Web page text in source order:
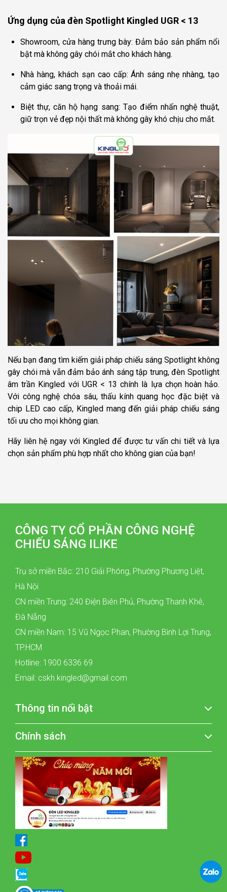
Ứng dụng của đèn Spotlight Kingled UGR < 13
Showroom, cửa hàng trưng bày: Đảm bảo sản phẩm nổi
bật mà không gây chói mắt cho khách hàng.
Nhà hàng, khách sạn cao cấp: Ánh sáng nhẹ nhàng, tạo
cảm giác sang trọng và thoải mái.
Biệt thự, căn hộ hạng sang: Tạo điểm nhấn nghệ thuật,
giữ trọn vẻ đẹp nội thất mà không gây khó chịu cho mắt.
Nếu bạn đang tìm kiếm giải pháp chiếu sáng Spotlight không
gây chói mà vẫn đảm bảo ánh sáng tập trung, đèn Spotlight
âm trần Kingled với UGR < 13 chính là lựa chọn hoàn hảo.
Với công nghệ chóa sâu, thấu kính quang học đặc biệt và
chip LED cao cấp, Kingled mang đến giải pháp chiếu sáng
tối ưu cho mọi không gian.
Hãy liên hệ ngay với Kingled để được tư vấn chi tiết và lựa
chọn sản phẩm phù hợp nhất cho không gian của bạn!
CÔNG TY CỔ PHẦN CÔNG NGHỆ
CHIẾU SÁNG ILIKE
Trụ sở miền Bắc: 210 Giải Phóng, Phường Phương Liệt,
Hà Nội
CN miền Trung: 240 Điện Biên Phủ, Phường Thanh Khê,
Đà Nẵng
CN miền Nam: 15 Vũ Ngọc Phan, Phường Bình Lợi Trung,
TP.HCM
Hotline: 1900 6336 69
Email: cskh.kingled@gmail.com
Thông tin nổi bật
Chính sách